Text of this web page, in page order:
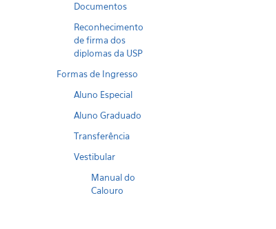
Documentos
Reconhecimento
de firma dos
diplomas da USP
Formas de Ingresso
Aluno Especial
Aluno Graduado
Transferência
Vestibular
Manual do
Calouro